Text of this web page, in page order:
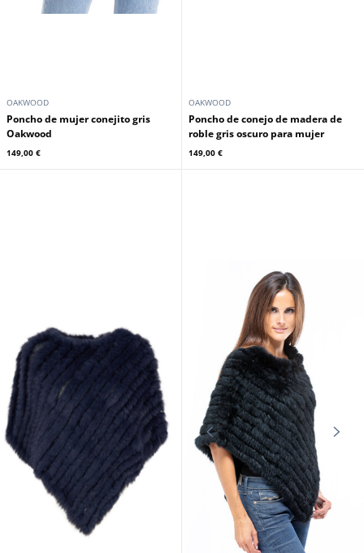
OAKWOOD
Poncho de mujer conejito gris
Oakwood
149,00 €
OAKWOOD
Poncho de conejo de madera de
roble gris oscuro para mujer
149,00 €